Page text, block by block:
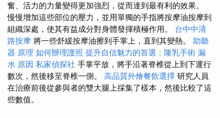
奮、活力的力量變得更加強烈，從而達到最有利的效果。
慢慢增加這些部位的壓力，並用單獨的手指將按摩油按摩到
組織深處，使其有益成分對身體發揮積極作用。 台中中清
路按摩 將一些舒緩按摩油擦到手掌上，直到其變熱。 助聽
器 原理 如何辦理護照 提升自信魅力的首選：隆乳手術 漏
水 原因 私家偵探社 手掌平放，將手沿著脊椎從上到下運行
數次，然後移至脊椎一側。 高品質外燴餐飲選擇 研究人員
在治療前後從參與者的雙大腿上採集了樣本，然後比較了這
些數值。